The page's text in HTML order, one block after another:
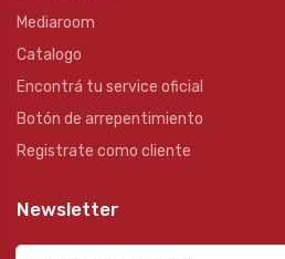
Mediaroom
Catalogo
Encontrá tu service oficial
Botón de arrepentimiento
Registrate como cliente
Newsletter